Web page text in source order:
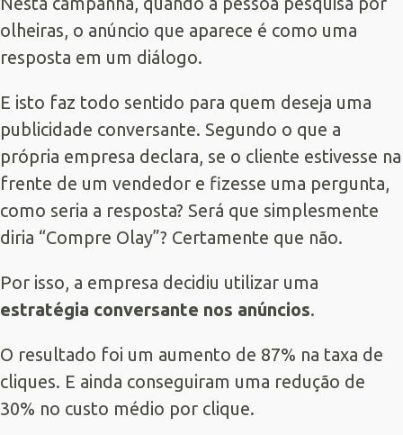
olheiras, o anúncio que aparece é como uma
resposta em um diálogo.
E isto faz todo sentido para quem deseja uma
publicidade conversante. Segundo o que a
própria empresa declara, se o cliente estivesse na
frente de um vendedor e fizesse uma pergunta,
como seria a resposta? Será que simplesmente
diria “Compre Olay”? Certamente que não.
Por isso, a empresa decidiu utilizar uma
estratégia conversante nos anúncios.
O resultado foi um aumento de 87% na taxa de
cliques. E ainda conseguiram uma redução de
30% no custo médio por clique.